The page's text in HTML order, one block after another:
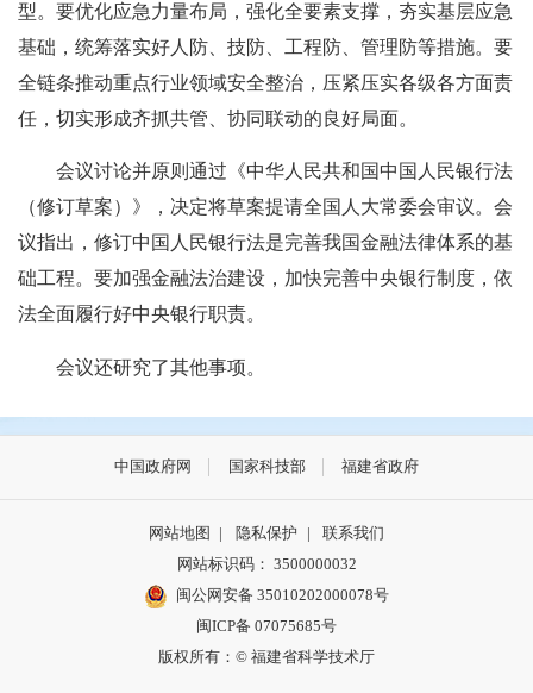
型。要优化应急力量布局，强化全要素支撑，夯实基层应急
基础，统筹落实好人防、技防、工程防、管理防等措施。要
全链条推动重点行业领域安全整治，压紧压实各级各方面责
任，切实形成齐抓共管、协同联动的良好局面。
会议讨论并原则通过《中华人民共和国中国人民银行法
（修订草案）》，决定将草案提请全国人大常委会审议。会
议指出，修订中国人民银行法是完善我国金融法律体系的基
础工程。要加强金融法治建设，加快完善中央银行制度，依
法全面履行好中央银行职责。
会议还研究了其他事项。
中国政府网 国家科技部 福建省政府
网站地图 | 隐私保护 |
联系我们
网站标识码： 3500000032
闽公网安备 35010202000078号
闽ICP备 07075685号
版权所有：© 福建省科学技术厅